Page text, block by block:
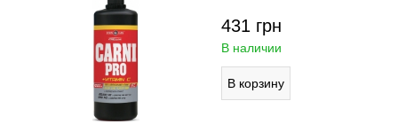
431 грн
В наличии